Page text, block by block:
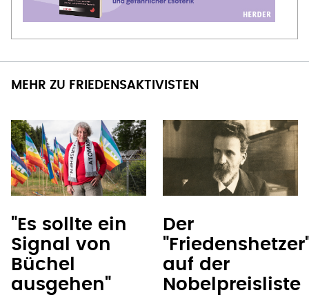
MEHR ZU FRIEDENSAKTIVISTEN
"Es sollte ein
Signal von
Büchel
ausgehen"
Der
auf der
Nobelpreisliste